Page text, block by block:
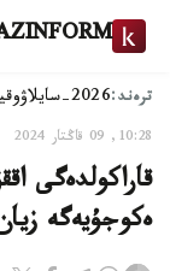
ترەند:2026-سايلاۋ
10:28, 09 قاڭتار 2024
قاراكولدەگى
ەكوجۇيەگە